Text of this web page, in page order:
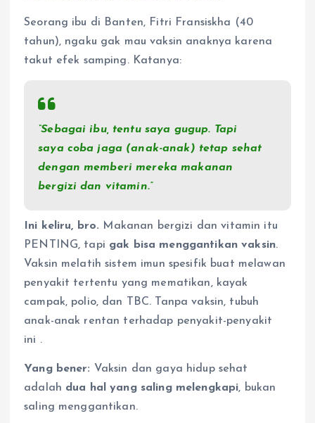
Seorang ibu di Banten, Fitri Fransiskha (40
tahun), ngaku gak mau vaksin anaknya karena
takut efek samping. Katanya:
“Sebagai ibu, tentu saya gugup. Tapi
saya coba jaga (anak-anak) tetap sehat
dengan memberi mereka makanan
bergizi dan vitamin.”
Ini keliru, bro. Makanan bergizi dan vitamin itu
PENTING, tapi gak bisa menggantikan vaksin.
Vaksin melatih sistem imun spesifik buat melawan
penyakit tertentu yang mematikan, kayak
campak, polio, dan TBC. Tanpa vaksin, tubuh
anak-anak rentan terhadap penyakit-penyakit
ini .
Yang bener: Vaksin dan gaya hidup sehat
adalah dua hal yang saling melengkapi, bukan
saling menggantikan.